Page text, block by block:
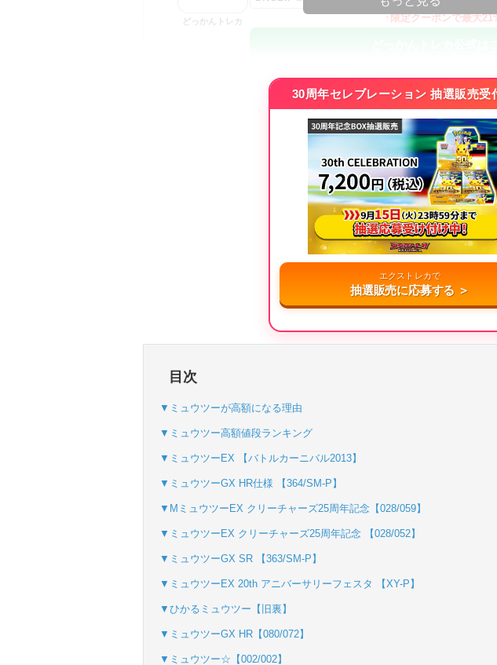
どっかんトレカ
↑限定クーポンで最大
・初回購入は最大90%OFF
・新規登録で6種類アド確解禁
コードコピー
↑招待コードで最大
おりパンダ公式はこ
・新規登録で6種類アド確解禁
・1,000円で1,500coin買える
オリパスタジアム公式は
オリくじ
・リリース1周年イベント開催中！
30周年セレブレーション 抽選販売受
エクストレカで
抽選販売に応募する ＞
目次
▼ミュウツーが高額になる理由
▼ミュウツー高額値段ランキング
▼ミュウツーEX 【バトルカーニバル2013】
▼ミュウツーGX HR仕様 【364/SM-P】
▼MミュウツーEX クリーチャーズ25周年記念【028/059】
▼ミュウツーEX クリーチャーズ25周年記念 【028/052】
▼ミュウツーGX SR 【363/SM-P】
▼ミュウツーEX 20th アニバーサリーフェスタ 【XY-P】
▼ひかるミュウツー【旧裏】
▼ミュウツーGX HR【080/072】
▼ミュウツー☆【002/002】